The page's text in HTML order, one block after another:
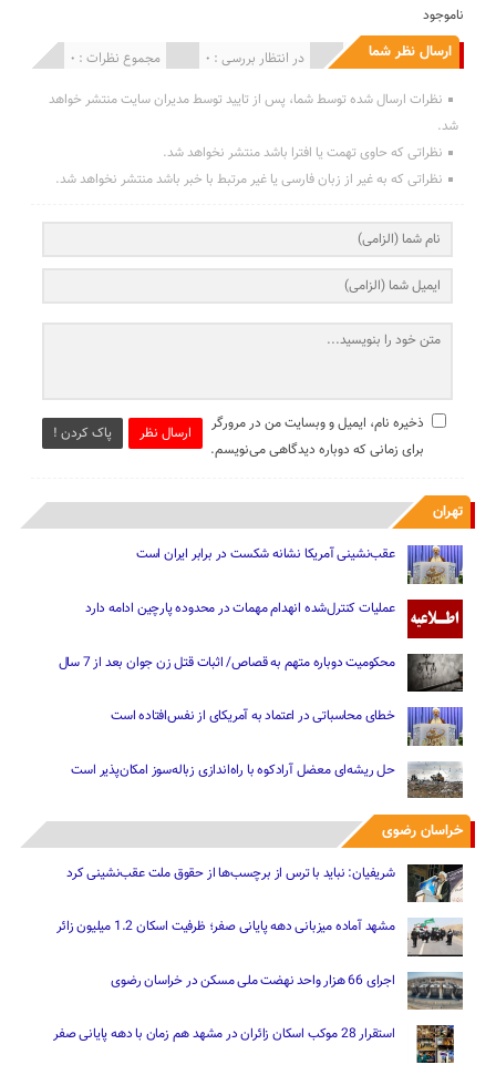
ناموجود
ارسال نظر شما مجموع نظرات : 0 در انتظار بررسی : 0 انتشار یافته : 0
نظرات ارسال شده توسط شما، پس از تایید توسط مدیران سایت منتشر خواهد
شد.
نظراتی که حاوی تهمت یا افترا باشد منتشر نخواهد شد.
نظراتی که به غیر از زبان فارسی یا غیر مرتبط با خبر باشد منتشر نخواهد شد.
ارسال نظر پاک کردن !
ذخیره نام، ایمیل و وبسایت من در مرورگر
برای زمانی که دوباره دیدگاهی می‌نویسم.
تهران
عقب‌نشینی آمریکا نشانه شکست در برابر ایران است
عملیات کنترل‌شده انهدام مهمات در محدوده پارچین ادامه دارد
محکومیت دوباره متهم به قصاص/ اثبات قتل زن جوان بعد از 7 سال
خطای محاسباتی در اعتماد به آمریکای از نفس‌افتاده است
حل ریشه‌ای معضل آرادکوه با راه‌اندازی زباله‌سوز امکان‌پذیر است
خراسان رضوی
شریفیان: نباید با ترس از برچسب‌ها از حقوق ملت عقب‌نشینی کرد
مشهد آماده میزبانی دهه پایانی صفر؛ ظرفیت اسکان 1.2 میلیون زائر
اجرای 66 هزار واحد نهضت ملی مسکن در خراسان رضوی
استقرار 28 موکب اسکان زائران در مشهد هم زمان با دهه پایانی صفر